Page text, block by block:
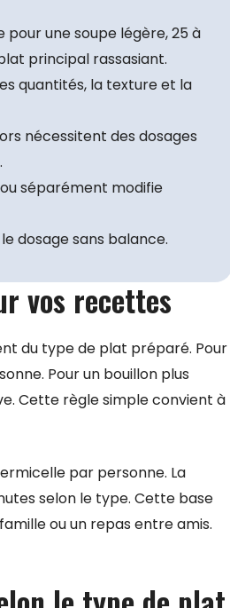
pour une soupe légère, 25 à
principal rassasiant.
quantités, la texture et la
nécessitent des dosages
séparément modifie
dosage sans balance.
vos recettes
du type de plat préparé. Pour
Pour un bouillon plus
Cette règle simple convient à
par personne. La
selon le type. Cette base
ou un repas entre amis.